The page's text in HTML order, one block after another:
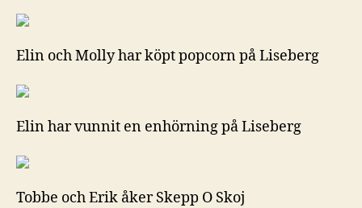
Elin och Molly har köpt popcorn på Liseberg
Elin har vunnit en enhörning på Liseberg
Tobbe och Erik åker Skepp O Skoj